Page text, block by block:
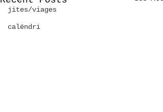
jites/viages
calëndri